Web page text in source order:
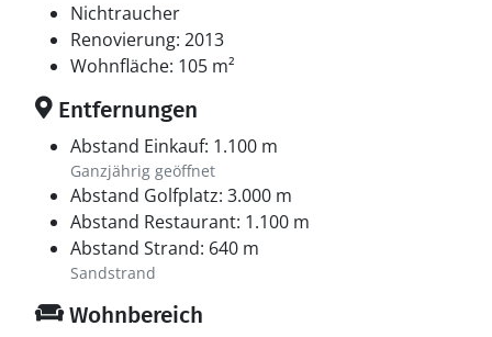
Nichtraucher
Renovierung: 2013
Wohnfläche: 105 m²
Entfernungen
Abstand Einkauf: 1.100 m
Ganzjährig geöffnet
Abstand Golfplatz: 3.000 m
Abstand Restaurant: 1.100 m
Abstand Strand: 640 m
Sandstrand
Wohnbereich